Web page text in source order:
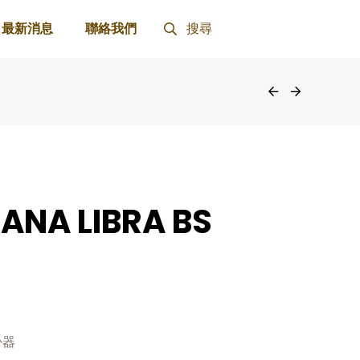
最新消息 聯絡我們 搜尋
LIBRA BS